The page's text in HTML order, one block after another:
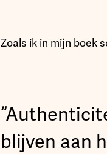
Zoals ik in mijn boek
blijven aan